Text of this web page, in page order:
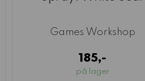
Games Workshop
185,-
på lager